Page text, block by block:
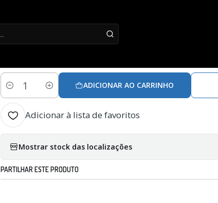
|
Quantidade
ADICIONAR AO CARRINHO
Adicionar à lista de favoritos
Mostrar stock das localizações
PARTILHAR ESTE PRODUTO